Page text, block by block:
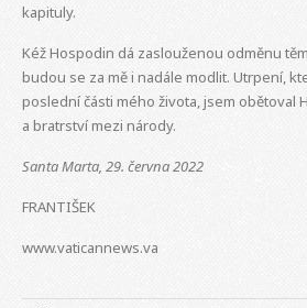
kapituly.
Kéž Hospodin dá zaslouženou odměnu
budou se za mě i nadále modlit. Utrpení,
poslední části mého života, jsem obětoval
a bratrství mezi národy.
Santa Marta, 29. června 2022
FRANTIŠEK
www.vaticannews.va